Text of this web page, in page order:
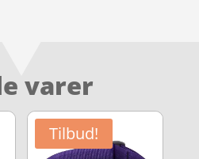
varer
Tilbud!